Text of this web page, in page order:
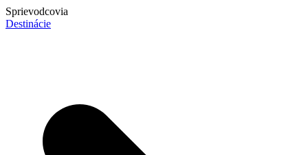
Sprievodcovia
Destinácie